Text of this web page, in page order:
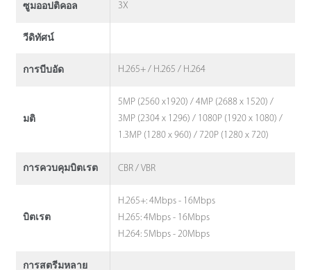
ซูมออปติคอล 3X
วีดิทัศน์
การบีบอัด H.265+ / H.265 / H.264
มติ
5MP (2560 x1920) / 4MP (2688 x 1520) /
3MP (2304 x 1296) / 1080P (1920 x 1080) /
1.3MP (1280 x 960) / 720P (1280 x 720)
การควบคุมบิตเรต CBR / VBR
บิตเรต
H.265+: 4Mbps - 16Mbps
H.265: 4Mbps - 16Mbps
H.264: 5Mbps - 20Mbps
การสตรีมหลาย